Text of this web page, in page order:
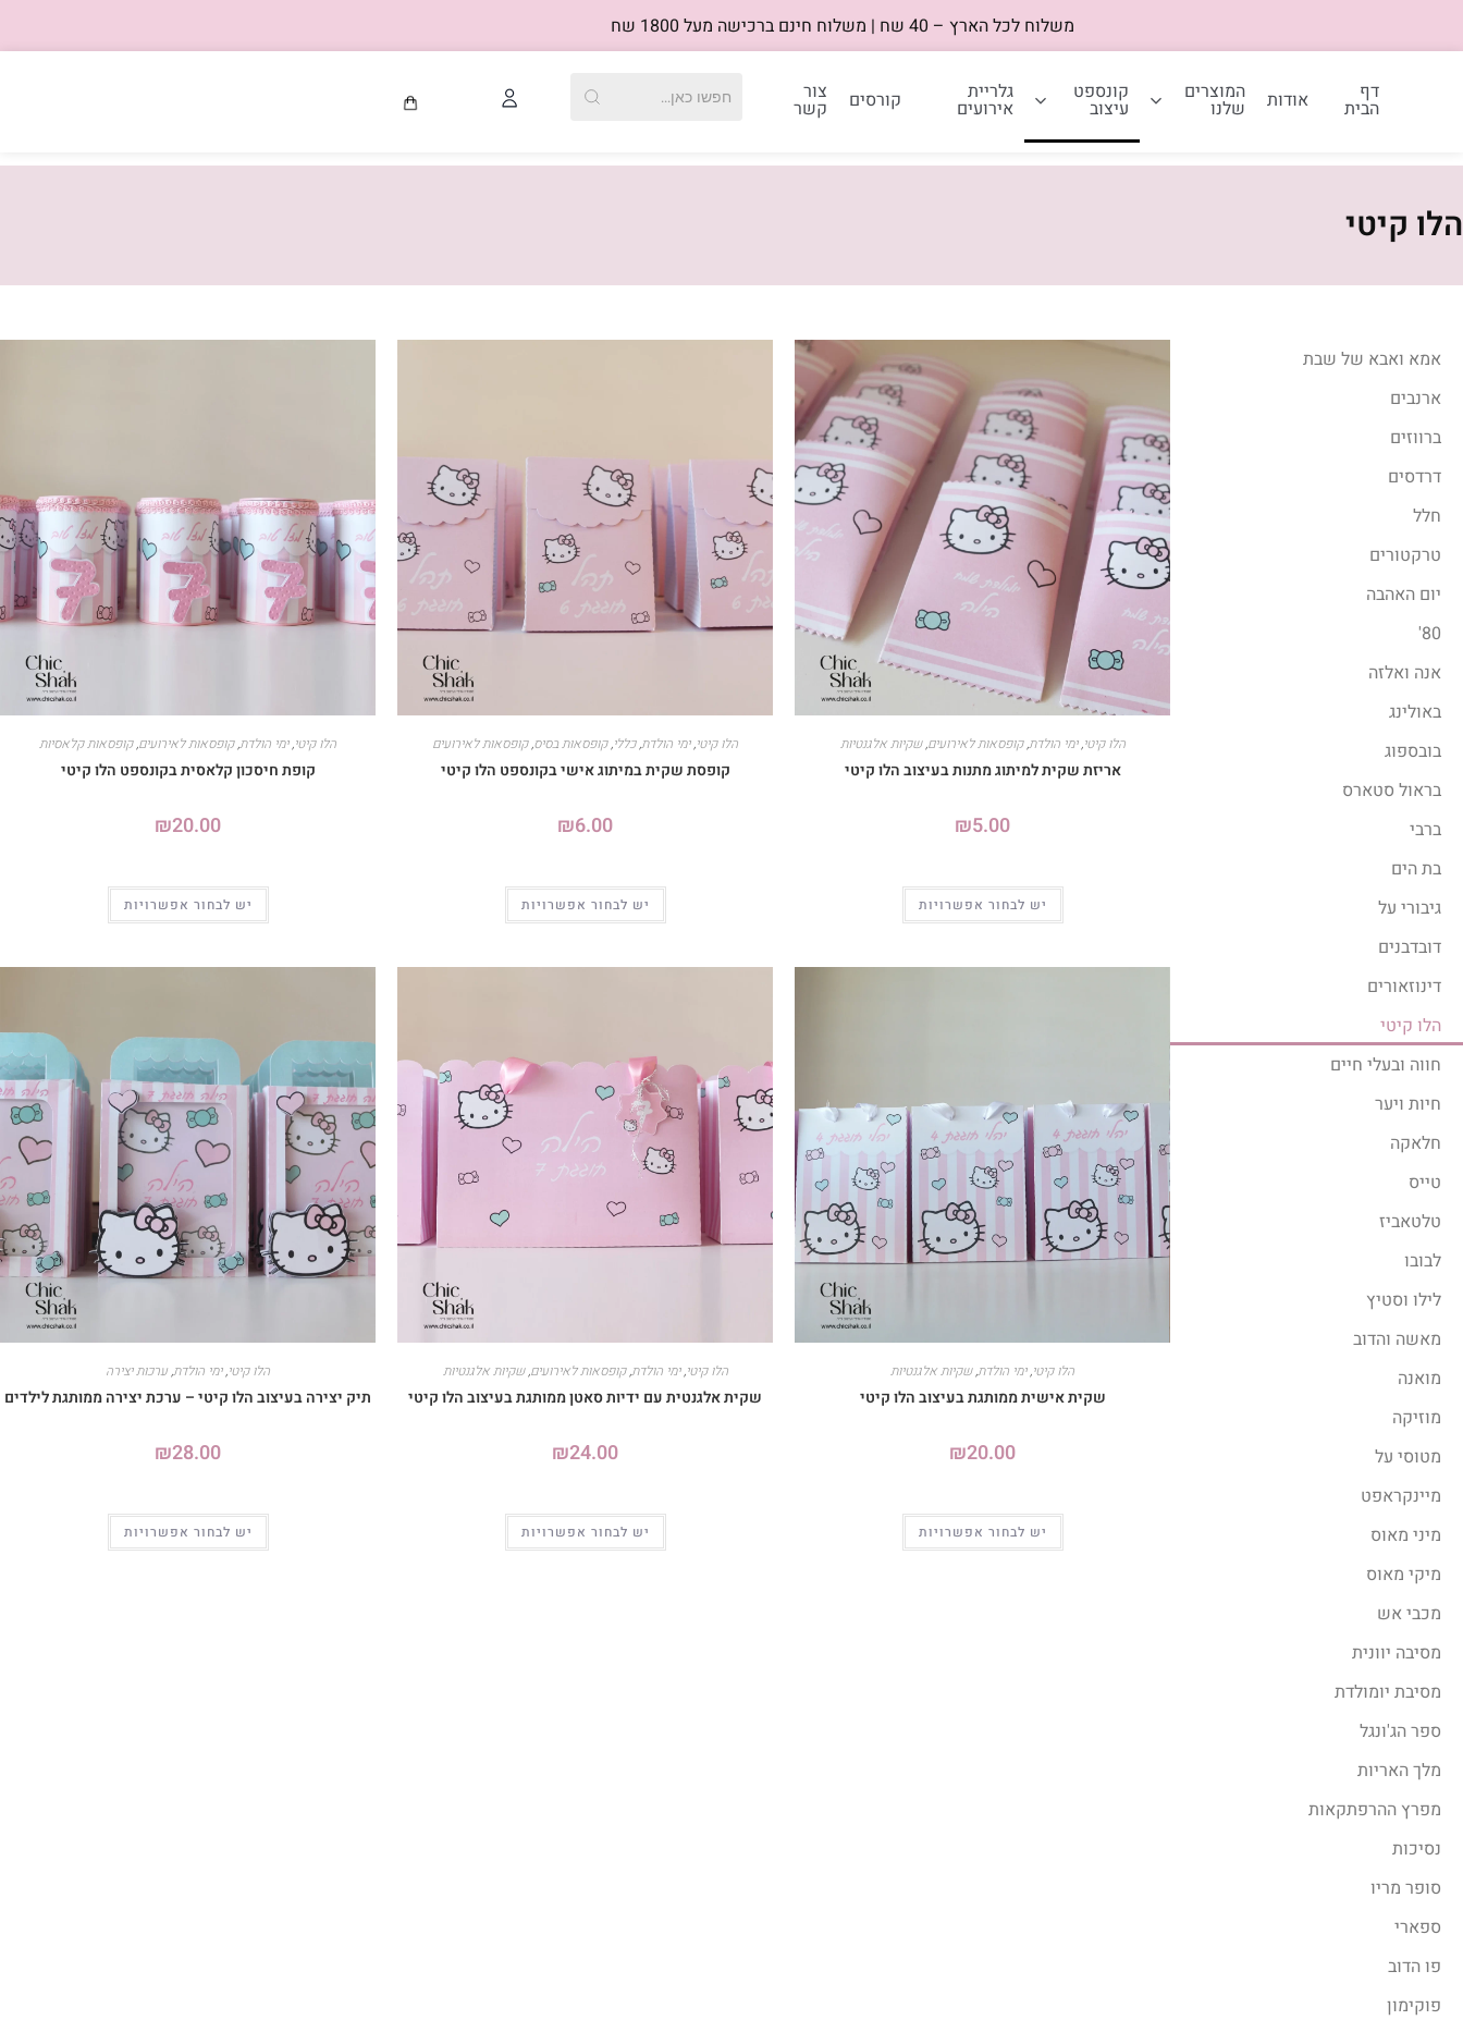
משלוח לכל הארץ – 40 שח | משלוח חינם ברכישה מעל 1800 שח
דף
הבית אודות המוצרים
שלנו
קונספט
עיצוב
גלריית
אירועים קורסים צור
קשר
הלו קיטי
אמא ואבא של שבת
ארנבים
ברווזים
דרדסים
חלל
טרקטורים
יום האהבה
80'
אנה ואלזה
באולינג
בובספוג
בראול סטארס
ברבי
בת הים
גיבורי על
דובדבנים
דינוזאורים
הלו קיטי
חווה ובעלי חיים
חיות ויער
חלאקה
טייס
טלטאביז
לבובו
לילו וסטיץ
מאשה והדוב
מואנה
מוזיקה
מטוסי על
מיינקראפט
מיני מאוס
מיקי מאוס
מכבי אש
מסיבה יוונית
מסיבת יומולדת
ספר הג'ונגל
מלך האריות
מפרץ ההרפתקאות
נסיכות
סופר מריו
ספארי
פו הדוב
פוקימון
הלו קיטי,ימי הולדת,קופסאות לאירועים,שקיות אלגנטיות
אריזת שקית למיתוג מתנות בעיצוב הלו קיטי
₪5.00
יש לבחור אפשרויות
הלו קיטי,ימי הולדת,כללי,קופסאות בסיס,קופסאות לאירועים
קופסת שקית במיתוג אישי בקונספט הלו קיטי
₪6.00
יש לבחור אפשרויות
הלו קיטי,ימי הולדת,קופסאות לאירועים,קופסאות קלאסיות
קופת חיסכון קלאסית בקונספט הלו קיטי
₪20.00
יש לבחור אפשרויות
הלו קיטי,ימי הולדת,שקיות אלגנטיות
שקית אישית ממותגת בעיצוב הלו קיטי
₪20.00
יש לבחור אפשרויות
הלו קיטי,ימי הולדת,קופסאות לאירועים,שקיות אלגנטיות
שקית אלגנטית עם ידיות סאטן ממותגת בעיצוב הלו קיטי
₪24.00
יש לבחור אפשרויות
הלו קיטי,ימי הולדת,ערכות יצירה
תיק יצירה בעיצוב הלו קיטי – ערכת יצירה ממותגת לילדים
₪28.00
יש לבחור אפשרויות